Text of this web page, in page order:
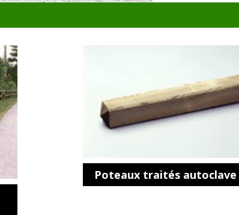
Poteaux traités autoclave